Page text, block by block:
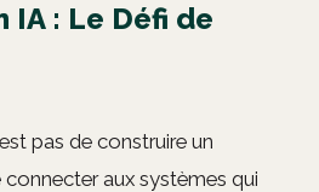
IA : Le Défi de
pas de construire un
aux systèmes qui